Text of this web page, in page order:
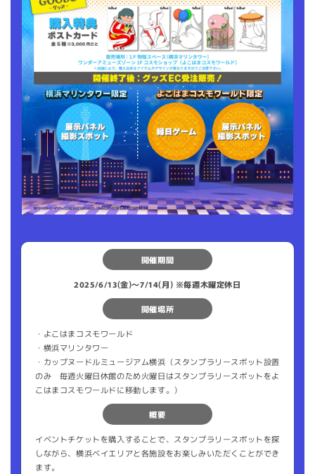
開催期間
2025/6/13(金)〜7/14(月) ※毎週木曜定休日
開催場所
・よこはまコスモワールド
・横浜マリンタワー
・カップヌードルミュージアム横浜（スタンプラリースポット設置
のみ 毎週火曜日休館のため火曜日はスタンプラリースポットをよ
こはまコスモワールドに移動します。）
概要
イベントチケットを購入することで、スタンプラリースポットを探
しながら、横浜ベイエリアと各施設をお楽しみいただくことができ
ます。